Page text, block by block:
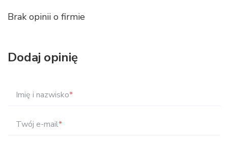
Brak opinii o firmie
Dodaj opinię
Imię i nazwisko*
Twój e-mail*